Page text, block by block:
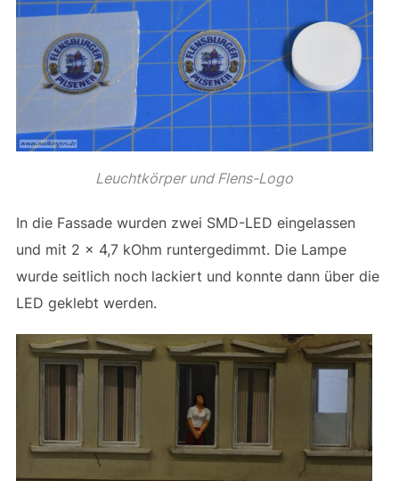
Leuchtkörper und Flens-Logo
In die Fassade wurden zwei SMD-LED eingelassen
und mit 2 x 4,7 kOhm runtergedimmt. Die Lampe
wurde seitlich noch lackiert und konnte dann über die
LED geklebt werden.